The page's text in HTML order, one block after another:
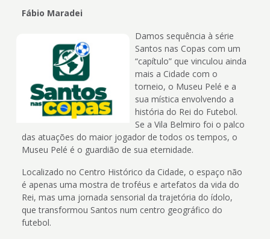
Fábio Maradei
Damos sequência à série
Santos nas Copas com um
“capítulo” que vinculou ainda
mais a Cidade com o
torneio, o Museu Pelé e a
sua mística envolvendo a
história do Rei do Futebol.
Se a Vila Belmiro foi o palco
das atuações do maior jogador de todos os tempos, o
Museu Pelé é o guardião de sua eternidade.
Localizado no Centro Histórico da Cidade, o espaço não
é apenas uma mostra de troféus e artefatos da vida do
Rei, mas uma jornada sensorial da trajetória do ídolo,
que transformou Santos num centro geográfico do
futebol.